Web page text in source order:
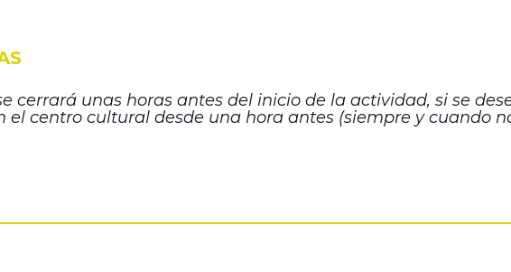
cerrará unas horas antes del inicio de la actividad, si se
el centro cultural desde una hora antes (siempre y cuando